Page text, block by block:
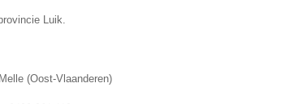
Luik.
Melle(Oost-Vlaanderen)